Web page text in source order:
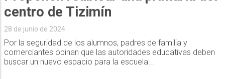
centro de Tizimín
28 de junio de 2024
Por la seguridad de los alumnos, padres de familia y
comerciantes opinan que las autoridades educativas deben
buscar un nuevo espacio para la escuela...